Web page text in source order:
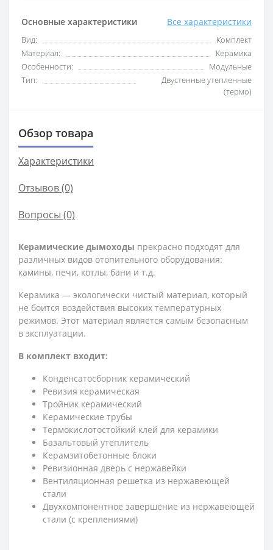
Основные характеристики Все характеристики
Вид:
Комплект
Материал:
Керамика
Особенности:
Модульные
Тип:
Двустенные утепленные
(термо)
Обзор товара
Характеристики
Отзывов (0)
Вопросы (0)
Керамические дымоходы прекрасно подходят для
различных видов отопительного оборудования:
камины, печи, котлы, бани и т.д.
Керамика — экологически чистый материал, который
не боится воздействия высоких температурных
режимов. Этот материал является самым безопасным
в эксплуатации.
В комплект входит:
Конденсатосборник керамический
Ревизия керамическая
Тройник керамический
Керамические трубы
Термокислотостойкий клей для керамики
Базальтовый утеплитель
Керамзитобетонные блоки
Ревизионная дверь с нержавейки
Вентиляционная решетка из нержавеющей
стали
Двухкомпонентное завершение из нержавеющей
стали (с креплениями)